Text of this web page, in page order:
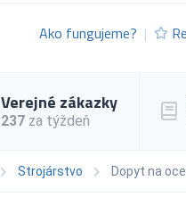
Ako fungujeme?
Verejné zákazky
237 za týždeň
Strojárstvo Dopyt na